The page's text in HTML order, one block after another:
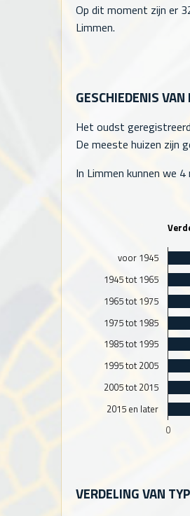
Op dit moment zijn er
Limmen.
GESCHIEDENIS
Het oudst
De meeste huizen zijn
In Limmen kunnen we
0
voor 1945
1945 tot 1965
1965 tot 1975
1975 tot 1985
1985 tot 1995
1995 tot 2005
2005 tot 2015
2015 en later
VERDELING VAN